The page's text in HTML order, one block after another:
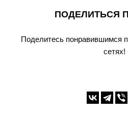
ПОДЕЛИТЬСЯ
Поделитесь понравившимся
сетях!